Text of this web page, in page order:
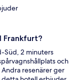
Frankfurt?
Süd, 2 minuters
och
resenärer ger